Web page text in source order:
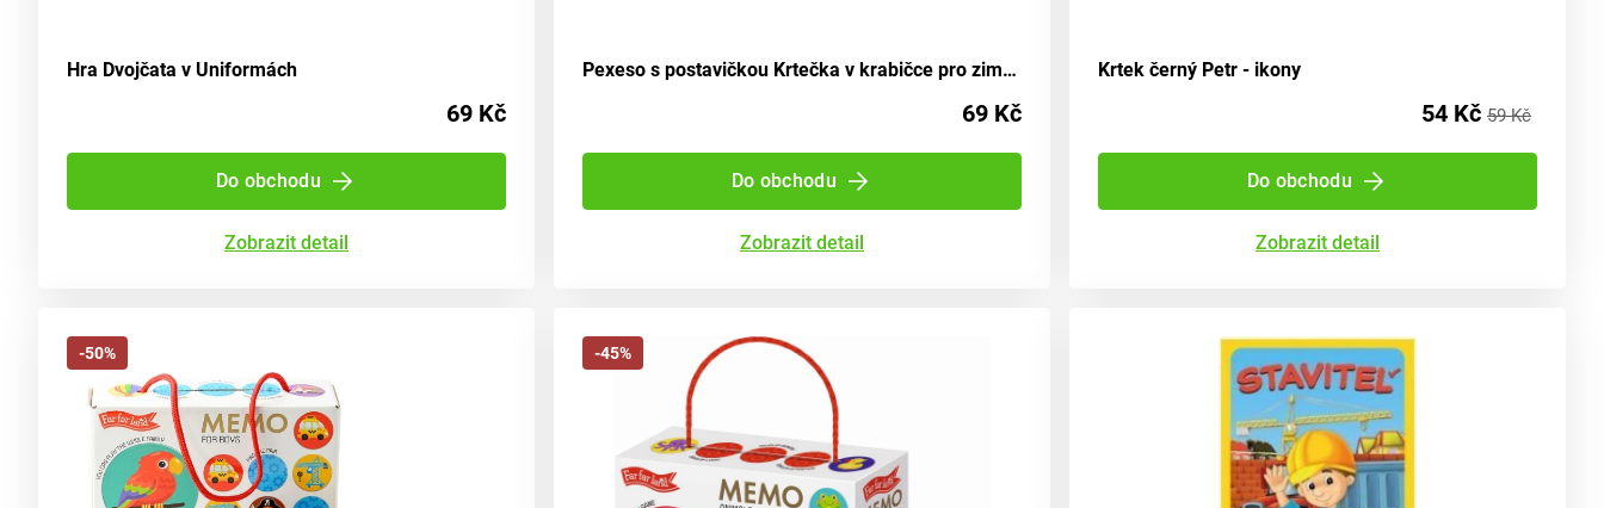
Hra Dvojčata v Uniformách
69 Kč
Do obchodu
Zobrazit detail
Pexeso s postavičkou Krtečka v krabičce pro zimní zábavu
69 Kč
Do obchodu
Zobrazit detail
Krtek černý Petr - ikony
54 Kč 59 Kč
Do obchodu
Zobrazit detail
-50% -45%